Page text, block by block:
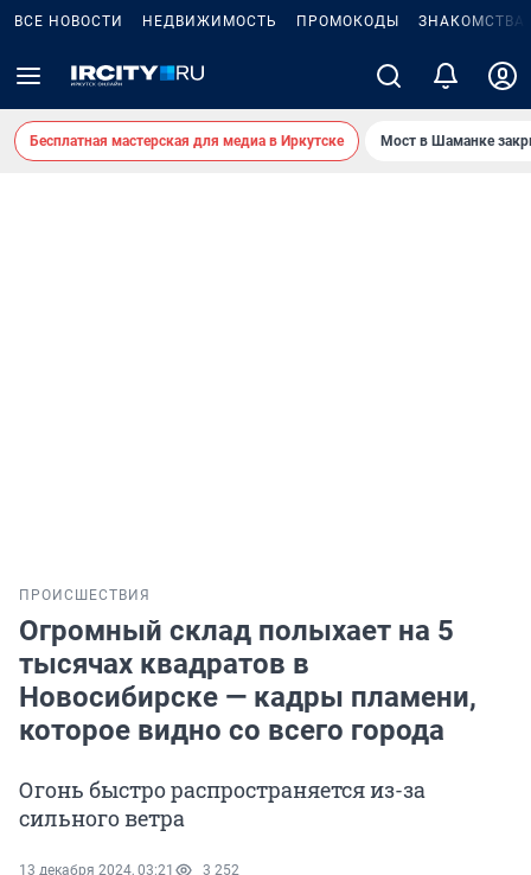
ВСЕ НОВОСТИ НЕДВИЖИМОСТЬ ПРОМОКОДЫ ЗНАКОМСТВА
Бесплатная мастерская для медиа в Иркутске Мост в Шаманке
ПРОИСШЕСТВИЯ
Огромный склад полыхает на 5
тысячах квадратов в
Новосибирске — кадры пламени,
которое видно со всего города
Огонь быстро распространяется из-за
сильного ветра
13 декабря 2024, 03:21 3 252